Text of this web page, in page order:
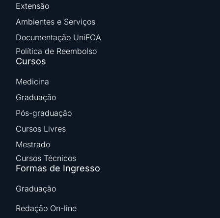
Extensão
Ambientes e Serviços
Documentação UniFOA
Política de Reembolso
Cursos
Medicina
Graduação
Pós-graduação
Cursos Livres
Mestrado
Cursos Técnicos
Formas de Ingresso
Graduação
Redação On-line